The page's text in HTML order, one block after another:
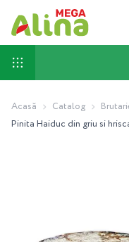
Acasă Catalog
Pinita Haiduc din griu si